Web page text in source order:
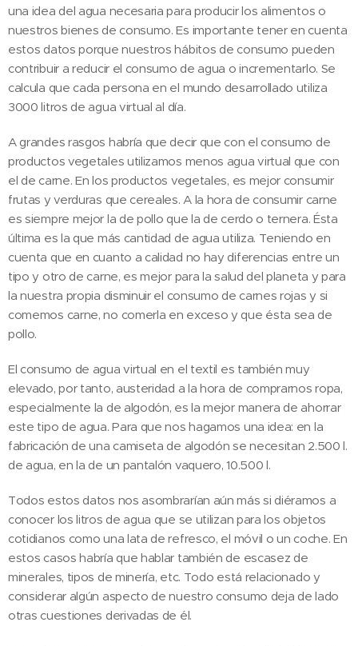
una idea del agua necesaria para producir los alimentos o
nuestros bienes de consumo. Es importante tener en cuenta
estos datos porque nuestros hábitos de consumo pueden
contribuir a reducir el consumo de agua o incrementarlo. Se
calcula que cada persona en el mundo desarrollado utiliza
3000 litros de agua virtual al día.
A grandes rasgos habría que decir que con el consumo de
productos vegetales utilizamos menos agua virtual que con
el de carne. En los productos vegetales, es mejor consumir
frutas y verduras que cereales. A la hora de consumir carne
es siempre mejor la de pollo que la de cerdo o ternera. Ésta
última es la que más cantidad de agua utiliza. Teniendo en
cuenta que en cuanto a calidad no hay diferencias entre un
tipo y otro de carne, es mejor para la salud del planeta y para
la nuestra propia disminuir el consumo de carnes rojas y si
comemos carne, no comerla en exceso y que ésta sea de
pollo.
El consumo de agua virtual en el textil es también muy
elevado, por tanto, austeridad a la hora de comprarnos ropa,
especialmente la de algodón, es la mejor manera de ahorrar
este tipo de agua. Para que nos hagamos una idea: en la
fabricación de una camiseta de algodón se necesitan 2.500 l.
de agua, en la de un pantalón vaquero, 10.500 l.
Todos estos datos nos asombrarían aún más si diéramos a
conocer los litros de agua que se utilizan para los objetos
cotidianos como una lata de refresco, el móvil o un coche. En
estos casos habría que hablar también de escasez de
minerales, tipos de minería, etc. Todo está relacionado y
considerar algún aspecto de nuestro consumo deja de lado
otras cuestiones derivadas de él.